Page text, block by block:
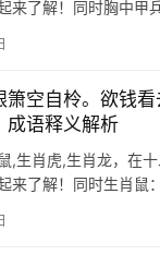
来了解！同时胸中甲
二生肖中，唯有生肖
箫空自柃。欲钱
成语释义解析
,生肖虎,生肖龙，在十
来了解！同时生肖鼠
携，但“劫煞”凶星暗